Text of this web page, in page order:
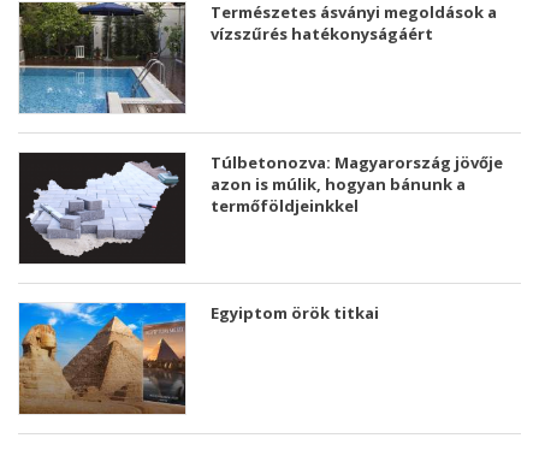
Természetes ásványi megoldások a
vízszűrés hatékonyságáért
Túlbetonozva: Magyarország jövője
azon is múlik, hogyan bánunk a
termőföldjeinkkel
Egyiptom örök titkai